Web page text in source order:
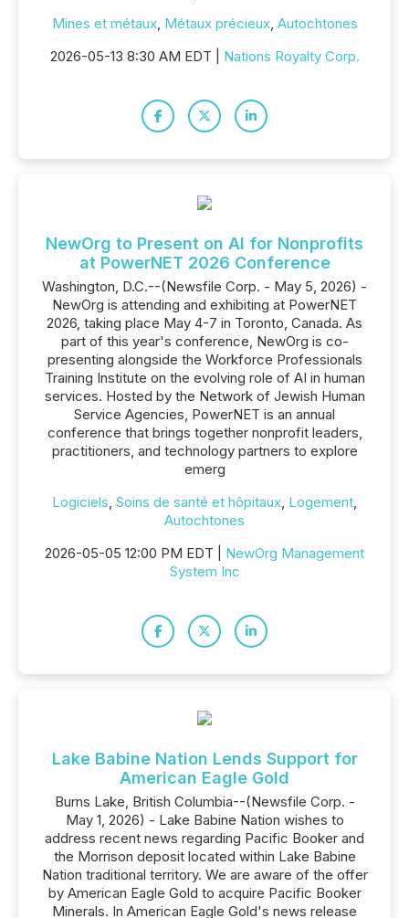
Mines et métaux, Métaux précieux, Autochtones
2026-05-13 8:30 AM EDT | Nations Royalty Corp.
NewOrg to Present on AI for Nonprofits
at PowerNET 2026 Conference
Washington, D.C.--(Newsfile Corp. - May 5, 2026) -
NewOrg is attending and exhibiting at PowerNET
2026, taking place May 4-7 in Toronto, Canada. As
part of this year's conference, NewOrg is co-
presenting alongside the Workforce Professionals
Training Institute on the evolving role of AI in human
services. Hosted by the Network of Jewish Human
Service Agencies, PowerNET is an annual
conference that brings together nonprofit leaders,
practitioners, and technology partners to explore
emerg
Logiciels, Soins de santé et hôpitaux, Logement,
Autochtones
2026-05-05 12:00 PM EDT | NewOrg Management
System Inc
Lake Babine Nation Lends Support for
American Eagle Gold
Burns Lake, British Columbia--(Newsfile Corp. -
May 1, 2026) - Lake Babine Nation wishes to
address recent news regarding Pacific Booker and
the Morrison deposit located within Lake Babine
Nation traditional territory. We are aware of the offer
by American Eagle Gold to acquire Pacific Booker
Minerals. In American Eagle Gold's news release